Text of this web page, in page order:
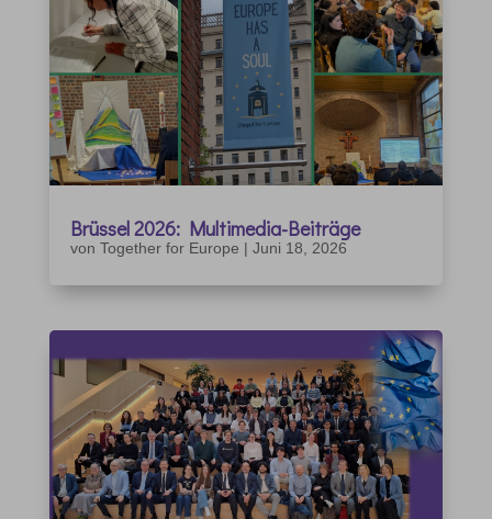
Brüssel 2026: Multimedia-Beiträge
von Together for Europe | Juni 18, 2026